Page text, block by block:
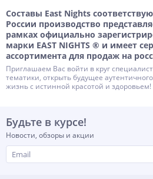
Составы East Nights
России производство
рамках официально
марки EAST NIGHTS ® и имеет
ассортимента для продаж на
Приглашаем Вас войти в круг
тематики, открыть будущее
жизнь с истинной красотой и здоровьем!
Будьте в курсе!
Новости, обзоры и акции